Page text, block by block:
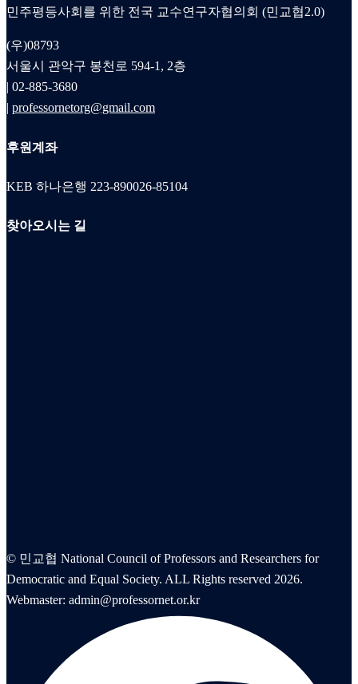
민주평등사회를 위한 전국 교수연구자협의회 (민교협2.0)
(우)08793
서울시 관악구 봉천로 594-1, 2층
| 02-885-3680
| professornetorg@gmail.com
후원계좌
KEB 하나은행 223-890026-85104
찾아오시는 길
© 민교협 National Council of Professors and Researchers for
Democratic and Equal Society. ALL Rights reserved 2026.
Webmaster: admin@professornet.or.kr